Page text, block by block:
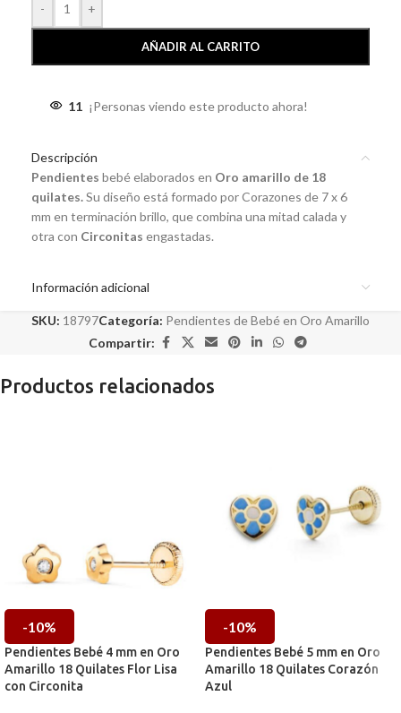
-
+
AÑADIR AL CARRITO
11 ¡Personas viendo este producto ahora!
Descripción
Pendientes bebé elaborados en Oro amarillo de 18
quilates.Su diseño está formado por Corazones de 7 x 6
mm en terminación brillo, que combina una mitad calada y
otra con Circonitas engastadas.
Información adicional
SKU: 18797Categoría: Pendientes de Bebé en Oro Amarillo
Compartir:
Productos relacionados
-10%
Pendientes Bebé 4 mm en Oro
Amarillo 18 Quilates Flor Lisa
con Circonita
-10%
Pendientes Bebé 5 mm en Oro
Amarillo 18 Quilates Corazón
Azul